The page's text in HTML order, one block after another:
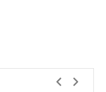
Paginación